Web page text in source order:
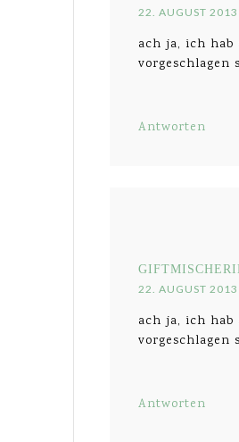
22. AUGUST
ach ja, ich
vorgeschlagen
Antworten
22. AUGUST
ach ja, ich
vorgeschlagen
Antworten